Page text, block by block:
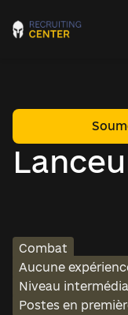
Combat
Aucune
Niveau
Postes en